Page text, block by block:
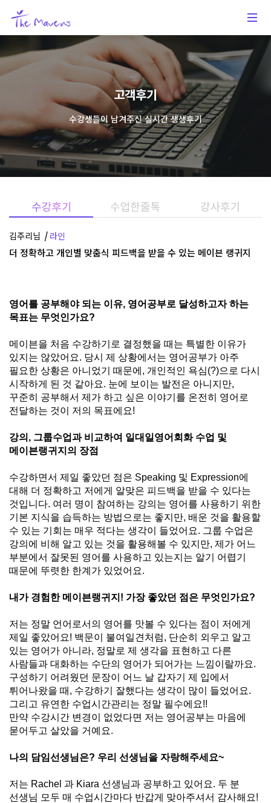
고객후기
수강생들이 남겨주신 실시간 생생후기
김주리님 라인
더 정확하고 개인별 맞춤식 피드백을 받을 수 있는 메이븐 랭귀지
영어를 공부해야 되는 이유, 영어공부로 달성하고자 하는
목표는 무엇인가요?
메이븐을 처음 수강하기로 결정했을 때는 특별한 이유가
있지는 않았어요. 당시 제 상황에서는 영어공부가 아주
필요한 상황은 아니었기 때문에 , 개인적인 욕심(?)으로 다시
시작하게 된 것 같아요. 눈에 보이는 발전은 아니지만,
꾸준히 공부해서 제가 하고 싶은 이야기를 온전히 영어로
전달하는 것이 저의 목표에요!
강의 , 그룹수업과 비교하여 일대일영어회화 수업 및
메이븐랭귀지의 장점
수강하면서 제일 좋았던 점은 Speaking 및 Expression에
대해 더 정확하고 저에게 알맞은 피드백을 받을 수 있다는
것입니다. 여러 명이 참여하는 강의는 영어를 사용하기 위한
기본 지식을 습득하는 방법으로는 좋지만, 배운 것을 활용할
수 있는 기회는 매우 적다는 생각이 들었어요. 그룹 수업은
강의에 비해 알고 있는 것을 활용해볼 수 있지만, 제가 어느
부분에서 잘못된 영어를 사용하고 있는지는 알기 어렵기
때문에 뚜렷한 한계가 있었어요.
내가 경험한 메이븐랭귀지 ! 가장 좋았던 점은 무엇인가요?
저는 정말 언어로서의 영어를 맛볼 수 있다는 점이 저에게
제일 좋았어요! 백문이 불여일견처럼, 단순히 외우고 알고
있는 영어가 아니라, 정말로 제 생각을 표현하고 다른
사람들과 대화하는 수단의 영어가 되어가는 느낌이랄까요.
구성하기 어려웠던 문장이 어느 날 갑자기 제 입에서
튀어나왔을 때 , 수강하기 잘했다는 생각이 많이 들었어요.
그리고 유연한 수업시간관리는 정말 필수에요!!
만약 수강시간 변경이 없었다면 저는 영어공부는 마음에
묻어두고 살았을 거예요.
나의 담임선생님은? 우리 선생님을 자랑해주세요~
저는 Rachel 과 Kiara 선생님과 공부하고 있어요. 두 분
선생님 모두 매 수업시간마다 반갑게 맞아주셔서 감사해요!